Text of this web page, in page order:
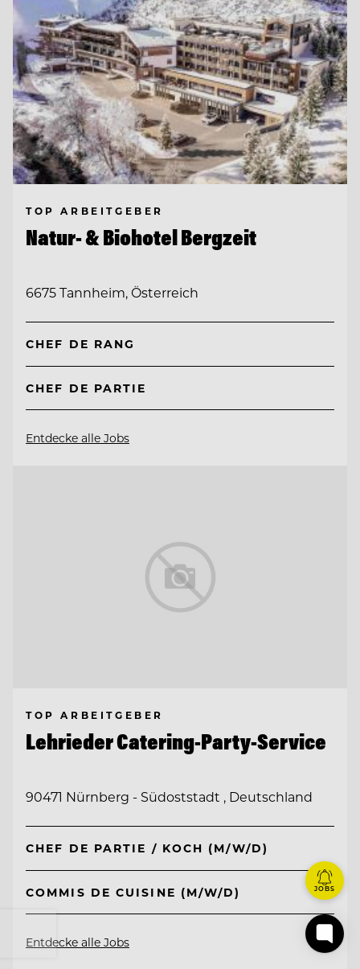
TOP ARBEITGEBER
Natur- & Biohotel Bergzeit
6675 Tannheim, Österreich
CHEF DE RANG
CHEF DE PARTIE
Entdecke alle Jobs
TOP ARBEITGEBER
Lehrieder Catering-Party-Service
90471 Nürnberg - Südoststadt , Deutschland
CHEF DE PARTIE / KOCH (M/W/D)
COMMIS DE CUISINE (M/W/D)
Entdecke alle Jobs
JOBS